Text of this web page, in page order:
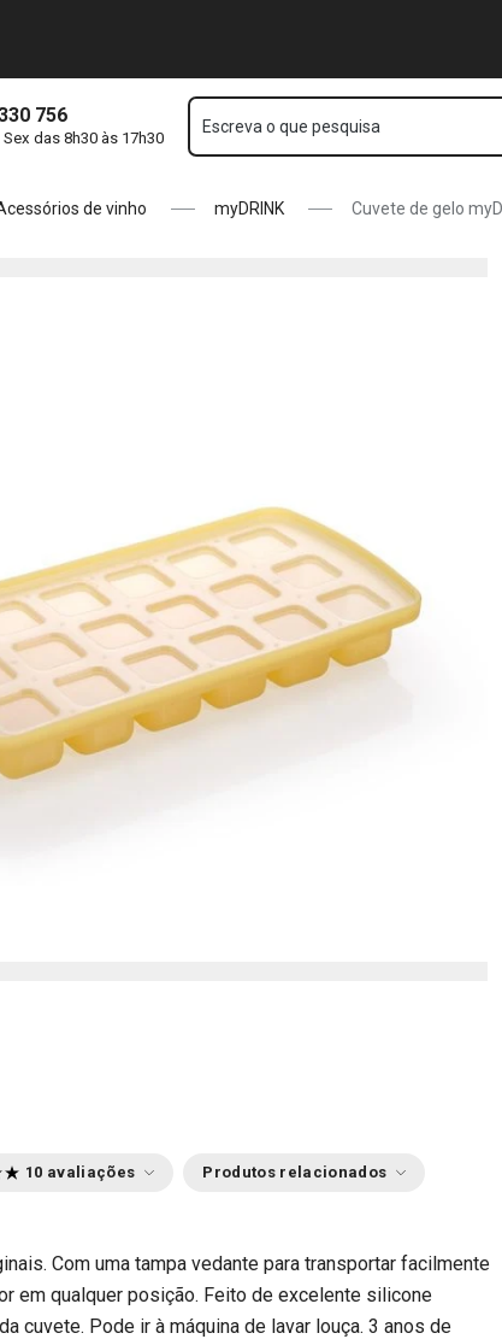
756
Sex das 8h30 às 17h30
Escreva o que pesquisa
de vinho myDRINK Cuvete de gelo
10 avaliações Produtos relacionados
Com uma tampa vedante para transportar facilmente
em qualquer posição. Feito de excelente silicone
cuvete. Pode ir à máquina de lavar louça. 3 anos de